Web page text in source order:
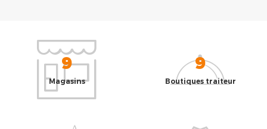
9
Magasins
9
Boutiques traiteur